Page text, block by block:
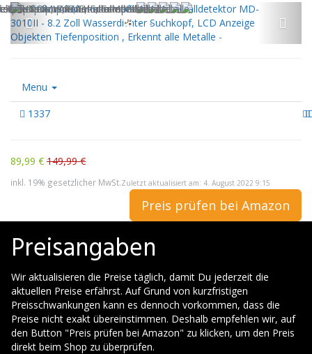
Menu
1337
89,99 € 149,99 €
inkl. 19% gesetzlicher MwSt.Zuletzt aktualisiert am: 4. August 2022 9:15
Preis prüfen bei Amazon
Preisangaben
Wir aktualisieren die Preise täglich, damit Du jederzeit die
aktuellen Preise erfährst. Auf Grund von kurzfristigen
Preisschwankungen kann es dennoch vorkommen, dass die
Preise nicht exakt übereinstimmen. Deshalb empfehlen wir, auf
den Button "Preis prüfen bei Amazon" zu klicken, um den Preis
direkt beim Shop zu überprüfen.